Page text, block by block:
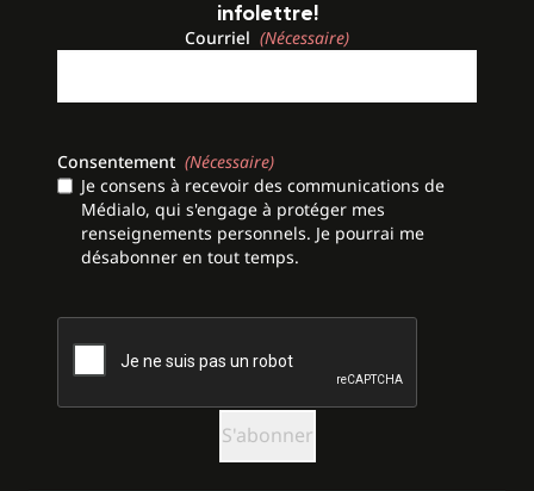
infolettre!
Courriel (Nécessaire)
Consentement (Nécessaire)
Je consens à recevoir des communications de
Médialo, qui s'engage à protéger mes
renseignements personnels. Je pourrai me
désabonner en tout temps.
CAPTCHA